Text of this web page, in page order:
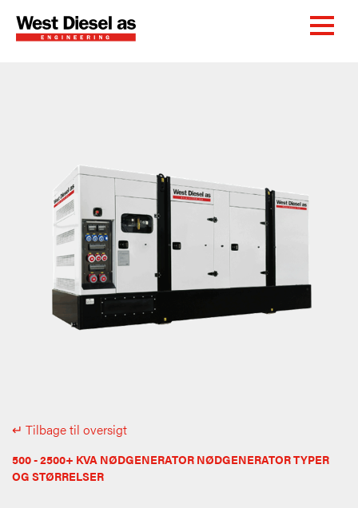
↵ Tilbage til oversigt
500 - 2500+ KVA NØDGENERATOR NØDGENERATOR TYPER
OG STØRRELSER